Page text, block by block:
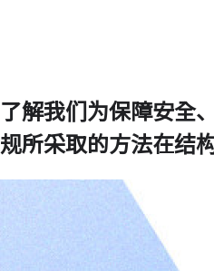
了解我们为保障安全
规所采取的方法在结